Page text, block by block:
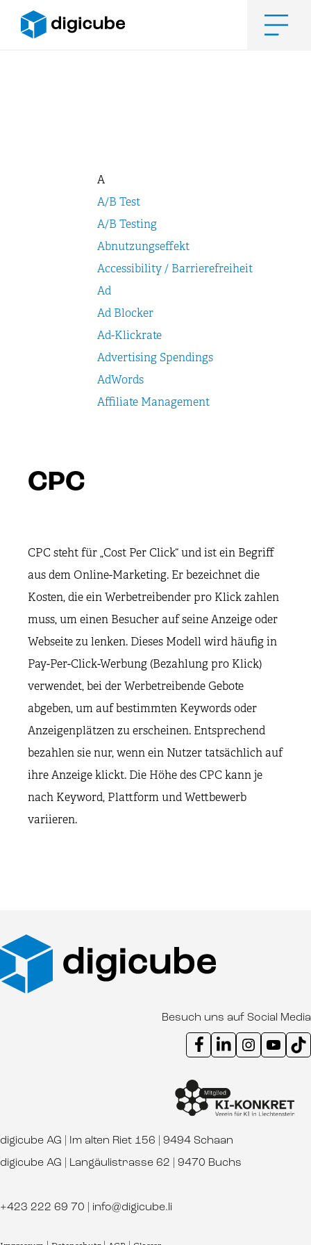
Inhalt
CPC
CPC steht für „Cost Per Click“ und ist ein Begriff
aus dem Online-Marketing. Er bezeichnet die
Kosten, die ein Werbetreibender pro Klick zahlen
muss, um einen Besucher auf seine Anzeige oder
Webseite zu lenken. Dieses Modell wird häufig in
Pay-Per-Click-Werbung (Bezahlung pro Klick)
verwendet, bei der Werbetreibende Gebote
abgeben, um auf bestimmten Keywords oder
Anzeigenplätzen zu erscheinen. Entsprechend
bezahlen sie nur, wenn ein Nutzer tatsächlich auf
ihre Anzeige klickt. Die Höhe des CPC kann je
nach Keyword, Plattform und Wettbewerb
variieren.
A
A/B Test
A/B Testing
Abnutzungseffekt
Accessibility / Barrierefreiheit
Ad
Ad Blocker
Ad-Klickrate
Advertising Spendings
AdWords
Affiliate Management
Besuch uns auf Social Media
Instagram Kanal digicube
Youtube Kanal
digicube AG | Im alten Riet 156 | 9494 Schaan
digicube AG | Langäulistrasse 62 | 9470 Buchs
+423 222 69 70 info@digicube.li